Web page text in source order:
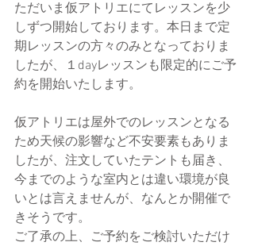
ただいま仮アトリエにてレッスンを少
しずつ開始しております。本日まで定
期レッスンの方々のみとなっておりま
したが、１dayレッスンも限定的にご予
約を開始いたします。
仮アトリエは屋外でのレッスンとなる
ため天候の影響など不安要素もありま
したが、注文していたテントも届き、
今までのような室内とは違い環境が良
いとは言えませんが、なんとか開催で
きそうです。
ご了承の上、ご予約をご検討いただけ